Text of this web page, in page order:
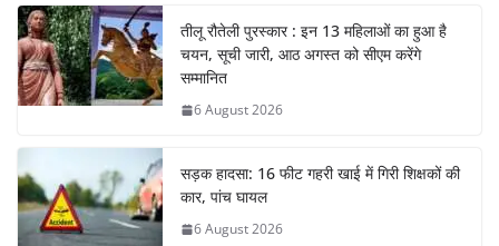
तीलू रौतेली पुरस्कार : इन 13 महिलाओं का हुआ है
चयन, सूची जारी, आठ अगस्त को सीएम करेंगे
सम्मानित
6 August 2026
सड़क हादसा: 16 फीट गहरी खाई में गिरी शिक्षकों की
कार, पांच घायल
6 August 2026